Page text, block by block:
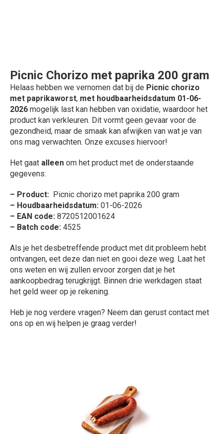
Picnic Chorizo met paprika 200 gram
Helaas hebben we vernomen dat bij de Picnic chorizo
met paprikaworst, met houdbaarheidsdatum 01-06-
2026 mogelijk last kan hebben van oxidatie, waardoor het
product kan verkleuren. Dit vormt geen gevaar voor de
gezondheid, maar de smaak kan afwijken van wat je van
ons mag verwachten. Onze excuses hiervoor!
Het gaat alleen om het product met de onderstaande
gegevens:
– Product: Picnic chorizo met paprika 200 gram
– Houdbaarheidsdatum: 01-06-2026
– EAN code: 8720512001624
– Batch code: 4525
Als je het desbetreffende product met dit probleem hebt
ontvangen, eet deze dan niet en gooi deze weg. Laat het
ons weten en wij zullen ervoor zorgen dat je het
aankoopbedrag terugkrijgt. Binnen drie werkdagen staat
het geld weer op je rekening.
Heb je nog verdere vragen? Neem dan gerust contact met
ons op en wij helpen je graag verder!